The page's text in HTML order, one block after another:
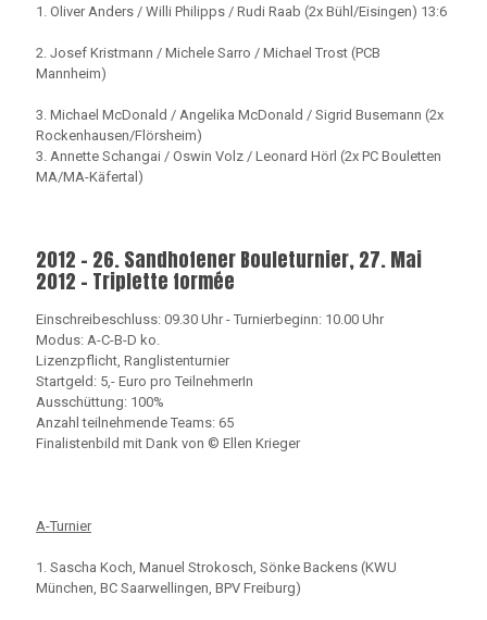
1. Oliver Anders / Willi Philipps / Rudi Raab (2x Bühl/Eisingen) 13:6
2. Josef Kristmann / Michele Sarro / Michael Trost (PCB
Mannheim)
3. Michael McDonald / Angelika McDonald / Sigrid Busemann (2x
Rockenhausen/Flörsheim)
3. Annette Schangai / Oswin Volz / Leonard Hörl (2x PC Bouletten
MA/MA-Käfertal)
2012 - 26. Sandhofener Bouleturnier, 27. Mai
2012 - Triplette formée
Einschreibeschluss: 09.30 Uhr - Turnierbeginn: 10.00 Uhr
Modus: A-C-B-D ko.
Lizenzpflicht, Ranglistenturnier
Startgeld: 5,- Euro pro TeilnehmerIn
Ausschüttung: 100%
Anzahl teilnehmende Teams: 65
Finalistenbild mit Dank von © Ellen Krieger
A-Turnier
1. Sascha Koch, Manuel Strokosch, Sönke Backens (KWU
München, BC Saarwellingen, BPV Freiburg)